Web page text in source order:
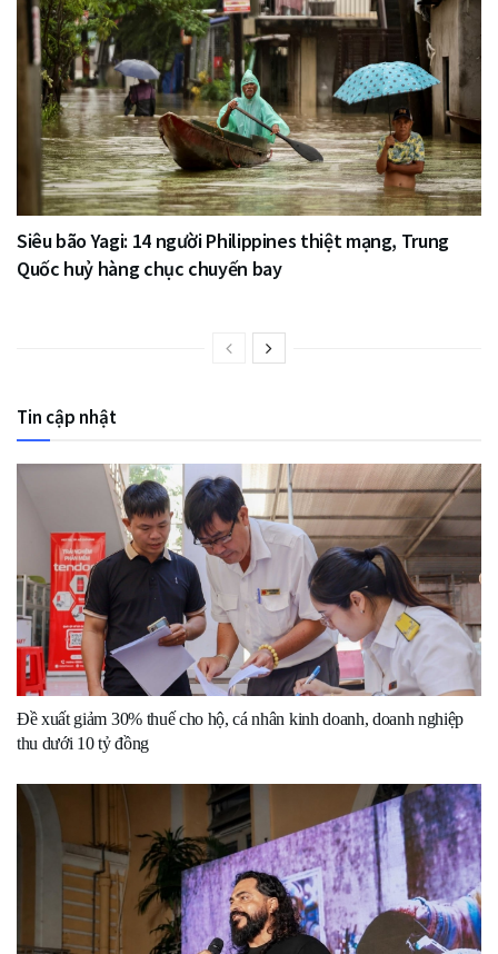
Siêu bão Yagi: 14 người Philippines thiệt mạng, Trung
Quốc huỷ hàng chục chuyến bay
Tin cập nhật
Đề xuất giảm 30% thuế cho hộ, cá nhân kinh doanh, doanh nghiệp
thu dưới 10 tỷ đồng